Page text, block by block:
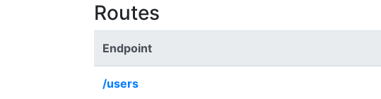
Routes
Endpoint
/users